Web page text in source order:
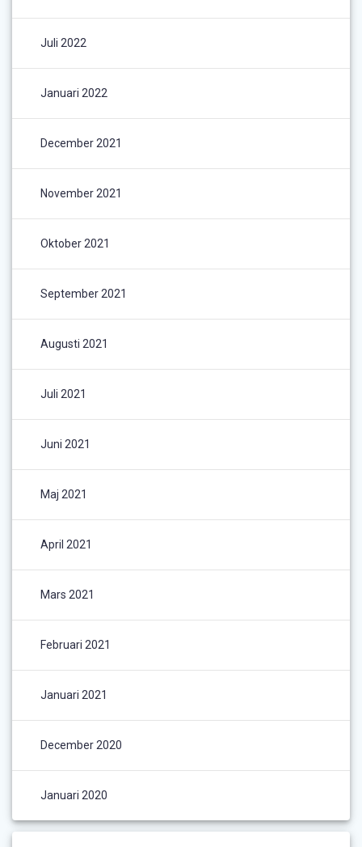
Juli 2022
Januari 2022
December 2021
November 2021
Oktober 2021
September 2021
Augusti 2021
Juli 2021
Juni 2021
Maj 2021
April 2021
Mars 2021
Februari 2021
Januari 2021
December 2020
Januari 2020